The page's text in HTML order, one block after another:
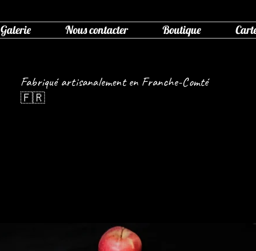
Galerie Nous contacter Boutique
Fabriqué artisanalement en Franche-Comté
🇫🇷